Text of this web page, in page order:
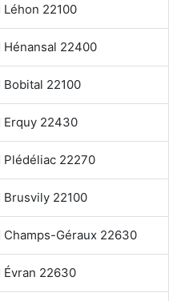
22100
22400
22100
Erquy 22430
22270
22100
Géraux 22630
22630